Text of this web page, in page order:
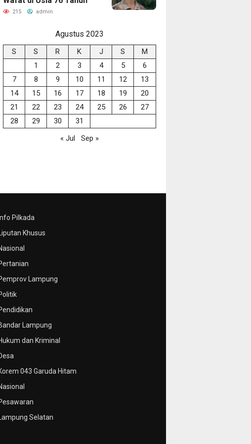
215 admin
Agustus 2023
S S R K J S
M
1
2 3 4 5
6
7
8 9 10 11 12
13
14
15 16 17 18 19
20
21
22 23 24 25 26
27
28
29 30
31
« Jul
Sep »
Info Pilkada
Liputan Khusus
Lampung
Lampung
dan Kriminal
043 Garuda Hitam
Lampung Selatan